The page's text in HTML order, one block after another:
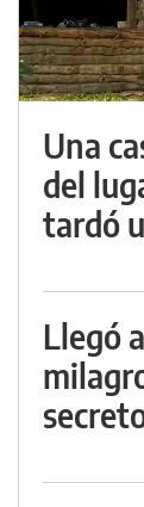
Una
del
tardó
Llegó